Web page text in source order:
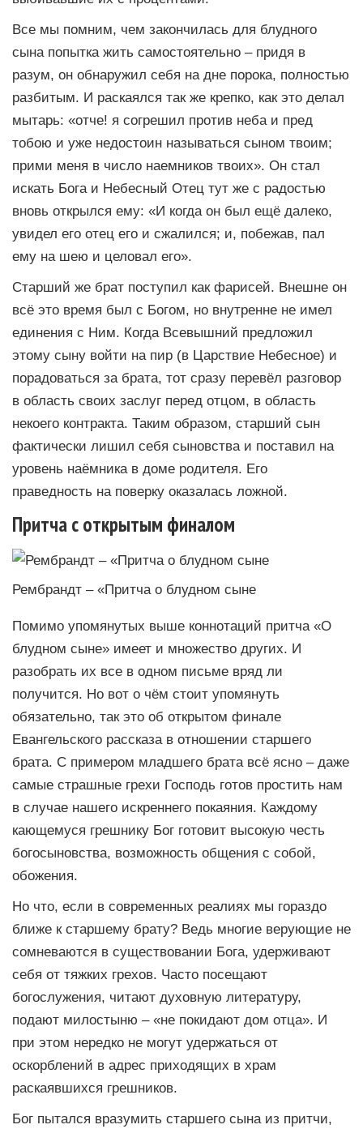
Все мы помним, чем закончилась для блудного
сына попытка жить самостоятельно – придя в
разум, он обнаружил себя на дне порока, полностью
разбитым. И раскаялся так же крепко, как это делал
мытарь: «отче! я согрешил против неба и пред
тобою и уже недостоин называться сыном твоим;
прими меня в число наемников твоих». Он стал
искать Бога и Небесный Отец тут же с радостью
вновь открылся ему: «И когда он был ещё далеко,
увидел его отец его и сжалился; и, побежав, пал
ему на шею и целовал его».
Старший же брат поступил как фарисей. Внешне он
всё это время был с Богом, но внутренне не имел
единения с Ним. Когда Всевышний предложил
этому сыну войти на пир (в Царствие Небесное) и
порадоваться за брата, тот сразу перевёл разговор
в область своих заслуг перед отцом, в область
некоего контракта. Таким образом, старший сын
фактически лишил себя сыновства и поставил на
уровень наёмника в доме родителя. Его
праведность на поверку оказалась ложной.
Притча с открытым финалом
Рембрандт – «Притча о блудном сыне
Помимо упомянутых выше коннотаций притча «О
блудном сыне» имеет и множество других. И
разобрать их все в одном письме вряд ли
получится. Но вот о чём стоит упомянуть
обязательно, так это об открытом финале
Евангельского рассказа в отношении старшего
брата. С примером младшего брата всё ясно – даже
самые страшные грехи Господь готов простить нам
в случае нашего искреннего покаяния. Каждому
кающемуся грешнику Бог готовит высокую честь
богосыновства, возможность общения с собой,
обожения.
Но что, если в современных реалиях мы гораздо
ближе к старшему брату? Ведь многие верующие не
сомневаются в существовании Бога, удерживают
себя от тяжких грехов. Часто посещают
богослужения, читают духовную литературу,
подают милостыню – «не покидают дом отца». И
при этом нередко не могут удержаться от
оскорблений в адрес приходящих в храм
раскаявшихся грешников.
Бог пытался вразумить старшего сына из притчи,